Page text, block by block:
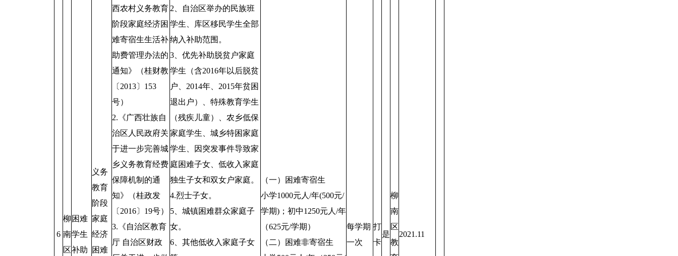
6
柳
南
区
困难
学生
补助
义务
教育
阶段
家庭
经济
困难
西农村义务教育
阶段家庭经济困
难寄宿生生活补
助费管理办法的
通知》（桂财教
〔2013〕153
号）
2.《广西壮族自
治区人民政府关
于进一步完善城
乡义务教育经费
保障机制的通
知》（桂政发
〔2016〕19号）
3.《自治区教育
厅 自治区财政
2、自治区举办的民族班
学生、库区移民学生全部
纳入补助范围。
3、优先补助脱贫户家庭
学生（含2016年以后脱贫
户、2014年、2015年贫困
退出户）、特殊教育学生
（残疾儿童）、农乡低保
家庭学生、城乡特困家庭
学生、因突发事件导致家
庭困难子女、低收入家庭
独生子女和双女户家庭。
4.烈士子女。
5、城镇困难群众家庭子
女。
6、其他低收入家庭子女
（一）困难寄宿生
小学1000元人/年(500元/
学期)；初中1250元人/年
（625元/学期）
（二）困难非寄宿生
每学期
一次
打
卡
是
柳
南
区
教
2021.11